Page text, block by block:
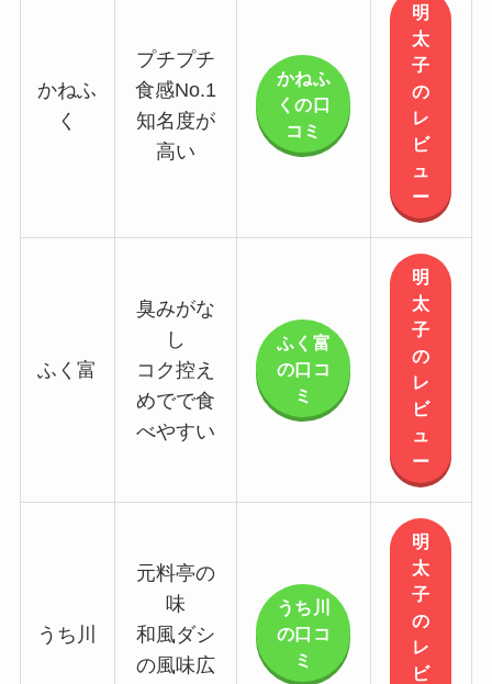
かねふ
く
プチプチ
食感No.1
知名度が
高い
かねふ
くの口
コミ
明
太
子
の
レ
ビ
ュ
ー
ふく富
臭みがな
し
コク控え
めでで食
べやすい
ふく富
の口コ
ミ
明
太
子
の
レ
ビ
ュ
ー
うち川
元料亭の
味
和風ダシ
の風味広
うち川
の口コ
ミ
明
太
子
の
レ
ビ